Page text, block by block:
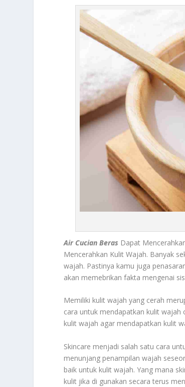
AirCucian Beras Dapat
Mencerahkan Kulit Wajah. Banyak
wajah. Pastinya kamu juga
akan memebrikan fakta mengenai
Memiliki kulit wajah yang cerah
cara untuk mendapatkan kulit wajah
kulit wajah agar mendapatkan kulit
Skincare menjadi salah satu cara
menunjang penampilan wajah
baik untuk kulit wajah. Yang mana
kulit jika di gunakan secara terus